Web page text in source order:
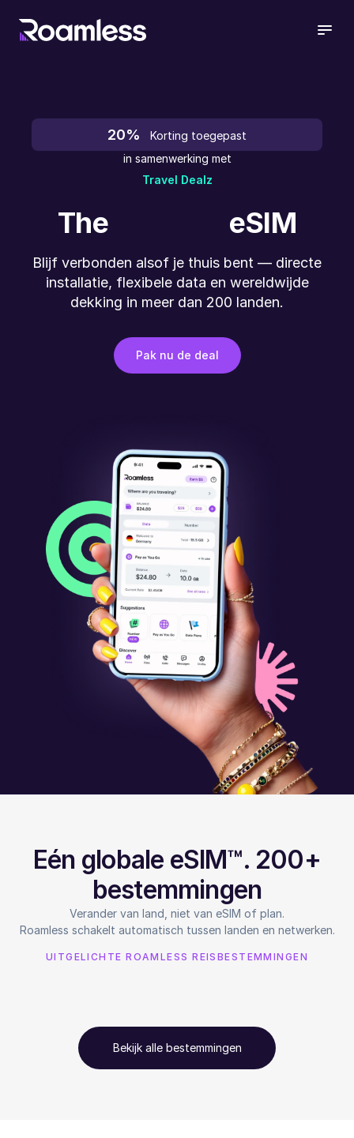
20%
Korting toegepast
in samenwerking met
Travel Dealz
The eSIM
Blijf verbonden alsof je thuis bent — directe
installatie, flexibele data en wereldwijde
dekking in meer dan 200 landen.
Pak nu de deal
Eén globale eSIM™. 200+
bestemmingen
Verander van land, niet van eSIM of plan.
Roamless schakelt automatisch tussen landen en netwerken.
UITGELICHTE ROAMLESS REISBESTEMMINGEN
Bekijk alle bestemmingen